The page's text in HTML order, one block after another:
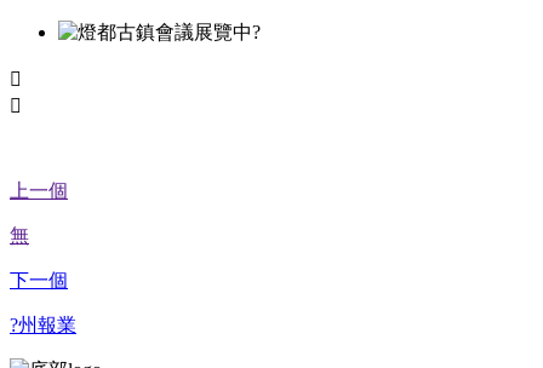


上一個
無
下一個
?州報業